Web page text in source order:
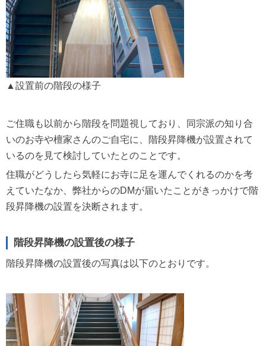
▲設置前の階段の様子
ご住職も以前から階段を問題視しており、同宗派の知り合
いのお寺や檀家さんのご自宅に、階段昇降機が設置されて
いるのを見て検討していたとのことです。
住職がどうしたら気軽にお寺に足を運んでくれるのかを考
えていたなか、弊社からのDMが届いたことがきっかけで階
段昇降機の設置を決断されます。
階段昇降機の設置後の様子
階段昇降機の設置後の写真は以下のとおりです。